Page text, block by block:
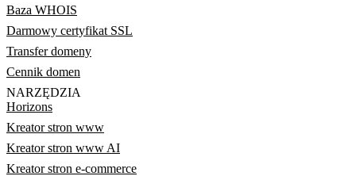
Baza WHOIS
Darmowy certyfikat SSL
Transfer domeny
Cennik domen
NARZĘDZIA
Horizons
Kreator stron www
Kreator stron www AI
Kreator stron e-commerce